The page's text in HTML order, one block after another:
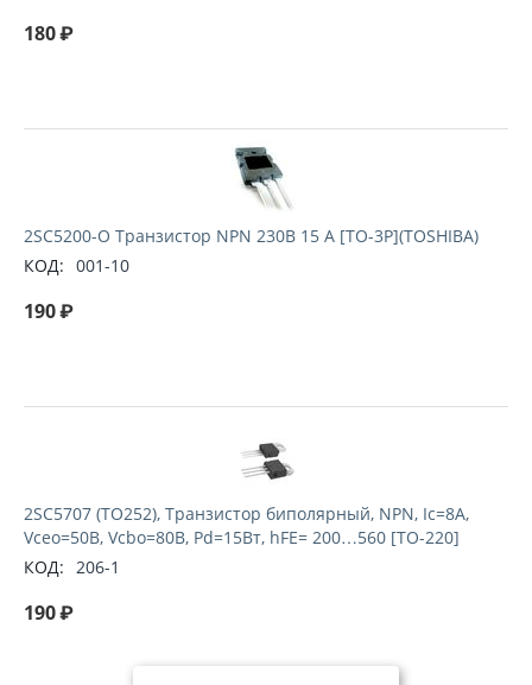
180₽
2SC5200-O Транзистор NPN 230В 15 А [TO-3P](TOSHIBA)
КОД: 001-10
190₽
2SC5707 (TO252), Транзистор биполярный, NPN, Ic=8А,
Vceo=50В, Vcbo=80В, Pd=15Вт, hFE= 200…560 [TO-220]
КОД: 206-1
190₽